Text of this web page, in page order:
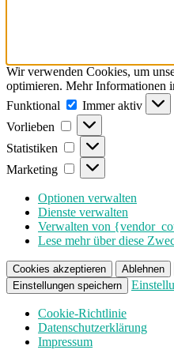
Wir verwenden Cookies, um
optimieren. Mehr Informationen
Funktional
Funktional
Immer aktiv
Vorlieben
Vorlieben
Statistiken Statistiken
Marketing Marketing
Optionen verwalten
Dienste verwalten
Verwalten von
Lese mehr über diese
Cookies akzeptieren Ablehnen
Einstellungen speichern
Cookie-Richtlinie
Datenschutzerklärung
Impressum